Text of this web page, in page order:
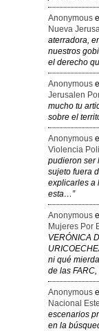
Anonymous
Nueva
aterradora,
nuestros
el derecho
Anonymous
Jerusalen
mucho tu
sobre el
Anonymous
Violencia
pudieron ser
sujeto fuera
explicarles a
esta…”
Anonymous
Mujeres Por
VERÓNICA
ni qué
de las
Anonymous
Nacional
escenarios
en la